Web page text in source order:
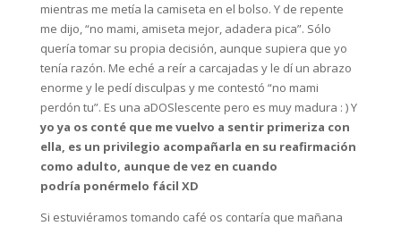
mientras me metía la camiseta en el bolso. Y de repente
me dijo, “no mami, amiseta mejor, adadera pica”. Sólo
quería tomar su propia decisión, aunque supiera que yo
tenía razón. Me eché a reír a carcajadas y le dí un abrazo
enorme y le pedí disculpas y me contestó “no mami
perdón tu”. Es una aDOSlescente pero es muy madura : ) Y
yo ya os conté que me vuelvo a sentir primeriza con
ella, es un privilegio acompañarla en su reafirmación
como adulto, aunque de vez en cuando
podría ponérmelo fácil XD
Si estuviéramos tomando café os contaría que mañana